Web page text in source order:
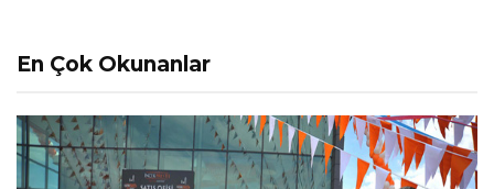
En Çok Okunanlar